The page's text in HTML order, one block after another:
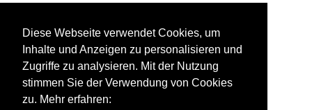
Diese Webseite verwendet Cookies, um
Inhalte und Anzeigen zu personalisieren und
Zugriffe zu analysieren. Mit der Nutzung
stimmen Sie der Verwendung von Cookies
zu. Mehr erfahren: